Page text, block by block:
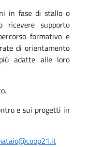
in fase di stallo o
ricevere supporto
formativo e
di orientamento
adatte alle loro
e sui progetti in